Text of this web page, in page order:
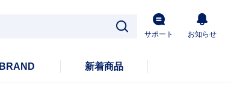
サポート お知らせ
BRAND 新着商品